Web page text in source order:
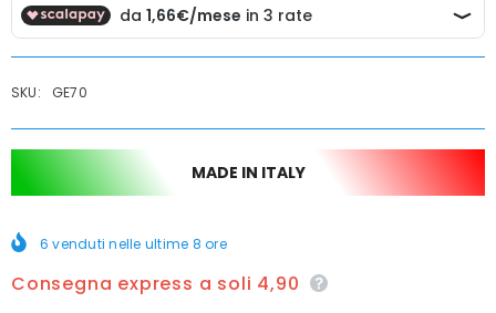
SKU: GE70
MADE IN ITALY
6 venduti nelle ultime 8 ore
Consegna express a soli 4,90